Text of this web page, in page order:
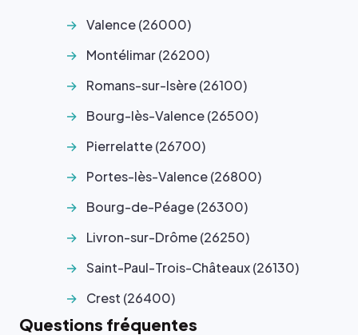
Valence (26000)
Montélimar (26200)
Romans-sur-Isère (26100)
Bourg-lès-Valence (26500)
Pierrelatte (26700)
Portes-lès-Valence (26800)
Bourg-de-Péage (26300)
Livron-sur-Drôme (26250)
Saint-Paul-Trois-Châteaux (26130)
Crest (26400)
Questions fréquentes